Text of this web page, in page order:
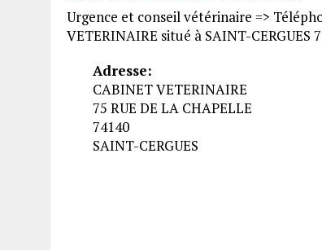
Urgence et conseil vétérinaire =>
VETERINAIRE situé à SAINT-CERGUES
Adresse:
CABINET VETERINAIRE
75 RUE DE LA CHAPELLE
74140
SAINT-CERGUES